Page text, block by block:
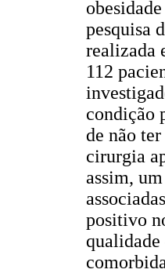
pesquisa
realizada
112
condição
de não
cirurgia
assim,
positivo